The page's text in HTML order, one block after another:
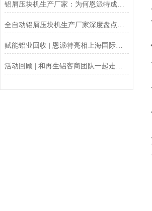
铝屑压块机生产厂家：为何恩派特成为行业主要选择？
全自动铝屑压块机生产厂家深度盘点：为何恩派特成为制造企业的优选？
赋能铝业回收 | 恩派特亮相上海国际铝工业展
活动回顾 | 和再生铝客商团队一起走进恩派特现代化生产基地！